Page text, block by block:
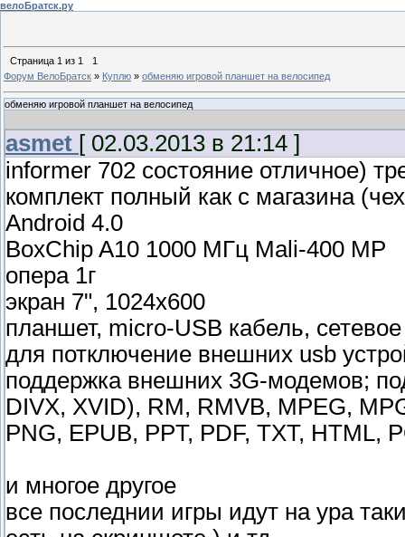
велоБратск.ру
Страница 1 из 1
1
Форум ВелоБратск » Куплю » обменяю игровой планшет на велосипед
обменяю игровой планшет на велосипед
asmet [ 02.03.2013 в 21:14 ]
informer 702 состояние отличное)
комплект полный как с магазина
Android 4.0
BoxChip A10 1000 МГц Mali-400 MP
опера 1г
экран 7", 1024x600
планшет, micro-USB кабель,
для потключение внешних usb
поддержка внешних 3G-модемов;
DIVX, XVID), RM, RMVB, MPEG,
PNG, EPUB, PPT, PDF, TXT, HTML,
и многое другое
все последнии игры идут на ура